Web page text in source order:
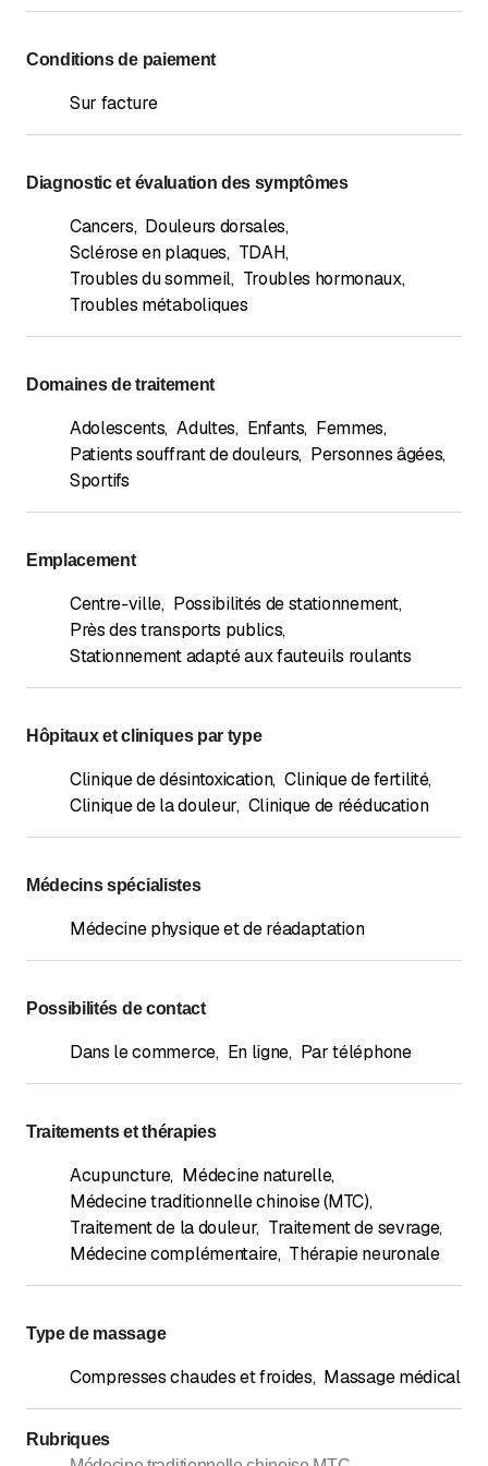
de dos, œdèmes, préparation à
Pour les enfants : troubles de la concentration,
Conditions de paiement
Sur facture
Diagnostic et évaluation des symptômes
Cancers, Douleurs dorsales,
Sclérose en plaques, TDAH,
Troubles du sommeil, Troubles hormonaux,
Troubles métaboliques
Domaines de traitement
Adolescents, Adultes, Enfants, Femmes,
Patients souffrant de douleurs, Personnes âgées,
Sportifs
Emplacement
Centre-ville, Possibilités de stationnement,
Près des transports publics,
Stationnement adapté aux fauteuils roulants
Hôpitaux et cliniques par type
Clinique de désintoxication, Clinique de fertilité,
Clinique de la douleur, Clinique de rééducation
Médecins spécialistes
Médecine physique et de réadaptation
Possibilités de contact
Dans le commerce, En ligne, Par téléphone
Traitements et thérapies
Acupuncture, Médecine naturelle,
Médecine traditionnelle chinoise (MTC),
Traitement de la douleur, Traitement de sevrage,
Médecine complémentaire, Thérapie neuronale
Type de massage
Compresses chaudes et froides, Massage médical
Rubriques